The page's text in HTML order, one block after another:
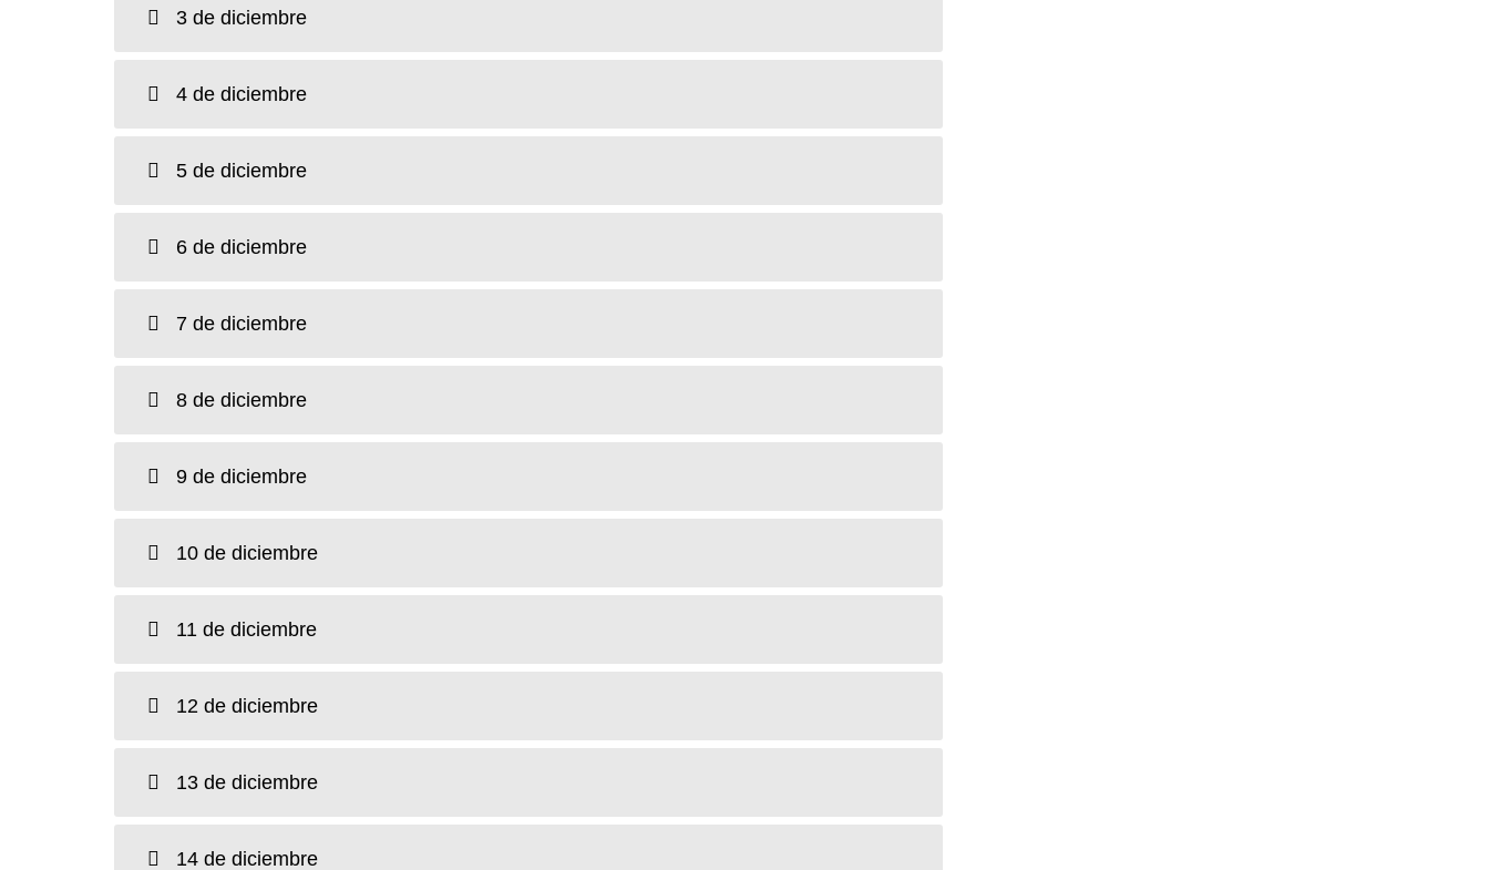
3 de diciembre
4 de diciembre
5 de diciembre
6 de diciembre
7 de diciembre
8 de diciembre
9 de diciembre
10 de diciembre
11 de diciembre
12 de diciembre
13 de diciembre
14 de diciembre